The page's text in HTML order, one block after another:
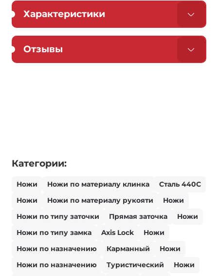
Характеристики
Отзывы
Категории:
Ножи Ножи по материалу клинка
Сталь 440С
Ножи
Ножи по материалу рукояти
Ножи
Ножи по типу заточки
Прямая заточка
Ножи
Ножи по типу замка
Axis Lock
Ножи
Ножи по назначению
Карманный
Ножи
Ножи по назначению
Туристический
Ножи